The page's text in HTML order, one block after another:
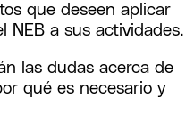
que deseen aplicar
NEB a sus actividades.
las dudas acerca de
qué es necesario y